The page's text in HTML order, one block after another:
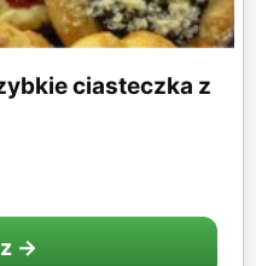
ciasteczka z
→